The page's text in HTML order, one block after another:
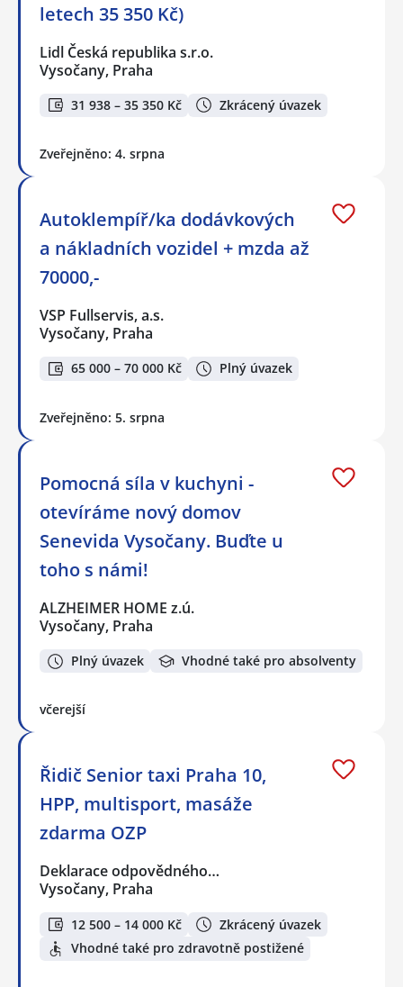
letech 35 350 Kč)
Lidl Česká republika s.r.o.
Vysočany, Praha
31 938 – 35 350 Kč Zkrácený úvazek
Zveřejněno: 4. srpna
Autoklempíř/ka dodávkových
a nákladních vozidel + mzda až
70000,-
VSP Fullservis, a.s.
Vysočany, Praha
65 000 – 70 000 Kč Plný úvazek
Zveřejněno: 5. srpna
Pomocná síla v kuchyni -
otevíráme nový domov
Senevida Vysočany. Buďte u
toho s námi!
ALZHEIMER HOME z.ú.
Vysočany, Praha
Plný úvazek Vhodné také pro absolventy
včerejší
Řidič Senior taxi Praha 10,
HPP, multisport, masáže
zdarma OZP
Deklarace odpovědného…
Vysočany, Praha
12 500 – 14 000 Kč
Zkrácený úvazek
Vhodné také pro zdravotně postižené